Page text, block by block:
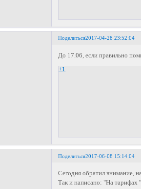
Поделиться2017-04-28 23:52:04
До 17.06, если правильно
+1
Поделиться2017-06-08 15:14:04
Сегодня обратил внимание,
Так и написано: "На тарифах